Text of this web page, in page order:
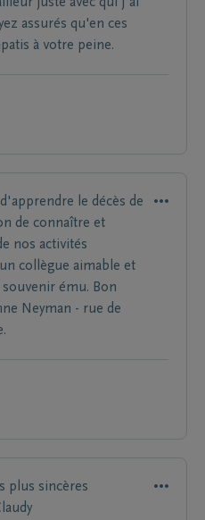
juste avec qui j'ai
assurés qu'en ces
à votre peine.
le décès de
de connaître et
nos activités
un collègue aimable et
ému. Bon
Neyman - rue de
plus sincères